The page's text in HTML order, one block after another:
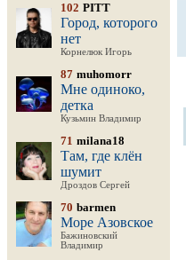
102 PITT
Город, которого
нет
Корнелюк Игорь
87 muhomorr
Мне одиноко,
детка
Кузьмин Владимир
71 milana18
Там, где клён
шумит
Дроздов Сергей
70 barmen
Море Азовское
Бажиновский
Владимир